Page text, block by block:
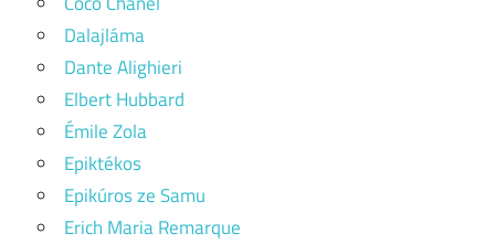
Dalajláma
Dante Alighieri
Elbert Hubbard
Émile Zola
Epiktékos
Epikúros ze Samu
Erich Maria Remarque